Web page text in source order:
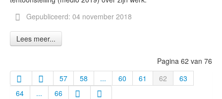
Gepubliceerd: 04 november 2018
Lees meer...
Pagina 62 van 76
57
58 ... 60 61 62
63
64
... 66